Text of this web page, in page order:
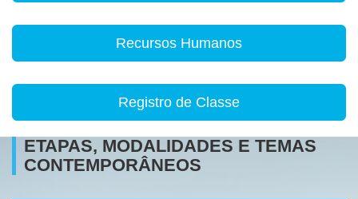
Recursos Humanos
Registro de Classe
ETAPAS, MODALIDADES E TEMAS
CONTEMPORÂNEOS